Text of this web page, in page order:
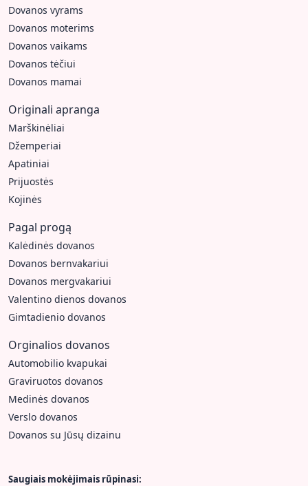
Dovanos vyrams
Dovanos moterims
Dovanos vaikams
Dovanos tėčiui
Dovanos mamai
Originali apranga
Marškinėliai
Džemperiai
Apatiniai
Prijuostės
Kojinės
Pagal progą
Kalėdinės dovanos
Dovanos bernvakariui
Dovanos mergvakariui
Valentino dienos dovanos
Gimtadienio dovanos
Orginalios dovanos
Automobilio kvapukai
Graviruotos dovanos
Medinės dovanos
Verslo dovanos
Dovanos su Jūsų dizainu
Saugiais mokėjimais rūpinasi: